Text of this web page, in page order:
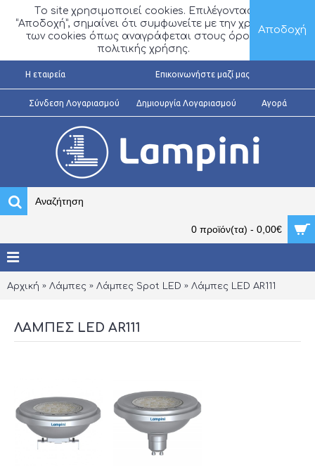
Τo site χρησιμοποιεί cookies. Επιλέγοντας
“Αποδοχή”, σημαίνει ότι συμφωνείτε με την χρήση
των cookies όπως αναγράφεται στους όρους
πολιτικής χρήσης.
Αποδοχή
H εταιρεία Επικοινωνήστε μαζί μας
Σύνδεση Λογαριασμού Δημιουργία Λογαριασμού Αγορά
0 προϊόν(τα) - 0,00€
Αρχική Λάμπες Λάμπες Spot LED Λάμπες LED AR111
ΛΆΜΠΕΣ LED AR111